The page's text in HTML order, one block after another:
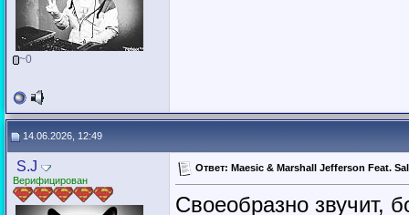
~0
14.06.2026, 12:49
S.J
Верифицирован
Ответ: Maesic & Marshall Jefferson Feat.
Своеобразно звучит,